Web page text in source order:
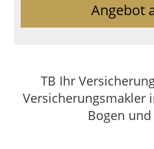
Angebot
TB Ihr
Versicherungsmakler
Bogen